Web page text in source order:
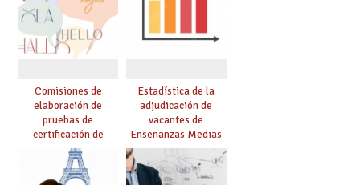
Comisiones de
elaboración de
pruebas de
certificación de
competencia
lingüística: publicada
resolución definitiva
Estadística de la
adjudicación de
vacantes de
Enseñanzas Medias
para el curso 26/27